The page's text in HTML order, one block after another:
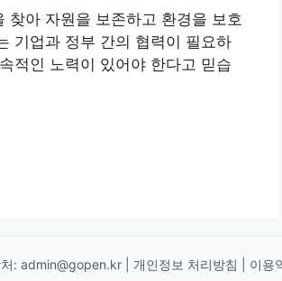
찾아 자원을 보존하고 환경을 보호
기업과 정부 간의 협력이 필요하
적인 노력이 있어야 한다고 믿습
: admin@gopen.kr| 개인정보 처리방침 이용